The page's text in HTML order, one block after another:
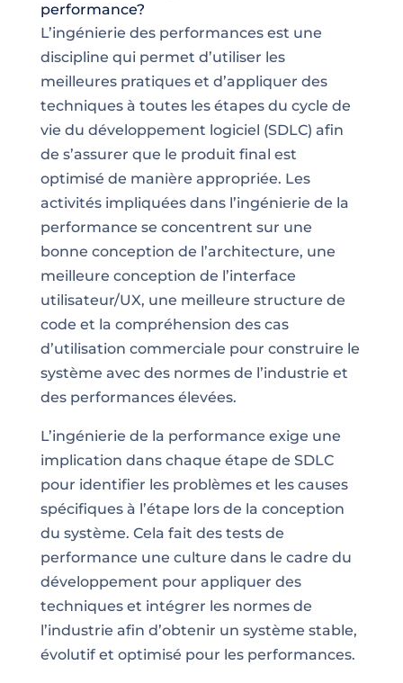
performance?
L’ingénierie des performances est une
discipline qui permet d’utiliser les
meilleures pratiques et d’appliquer des
techniques à toutes les étapes du cycle de
vie du développement logiciel (SDLC) afin
de s’assurer que le produit final est
optimisé de manière appropriée. Les
activités impliquées dans l’ingénierie de la
performance se concentrent sur une
bonne conception de l’architecture, une
meilleure conception de l’interface
utilisateur/UX, une meilleure structure de
code et la compréhension des cas
d’utilisation commerciale pour construire le
système avec des normes de l’industrie et
des performances élevées.
L’ingénierie de la performance exige une
implication dans chaque étape de SDLC
pour identifier les problèmes et les causes
spécifiques à l’étape lors de la conception
du système. Cela fait des tests de
performance une culture dans le cadre du
développement pour appliquer des
techniques et intégrer les normes de
l’industrie afin d’obtenir un système stable,
évolutif et optimisé pour les performances.